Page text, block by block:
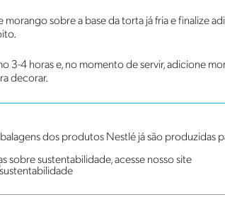
sobre a base da torta já fria e finalize
3-4 horas e, no momento de servir, adicione
decorar.
dos produtos Nestlé já são produzidas
sobre sustentabilidade, acesse nosso site